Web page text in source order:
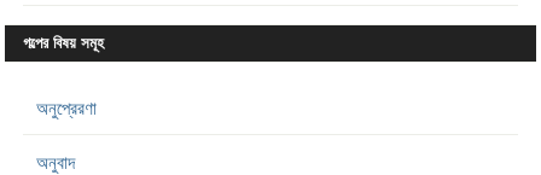
গল্পের বিষয় সমূহ
অনুপ্রেরণা
অনুবাদ